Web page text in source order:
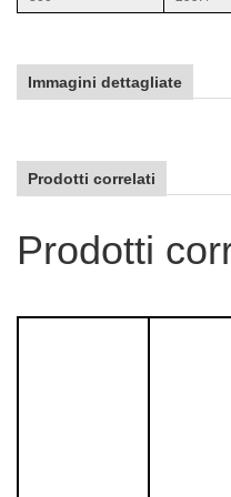
Immagini dettagliate
Prodotti correlati
Prodotti